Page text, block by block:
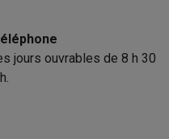
jours ouvrables de 8 h 30